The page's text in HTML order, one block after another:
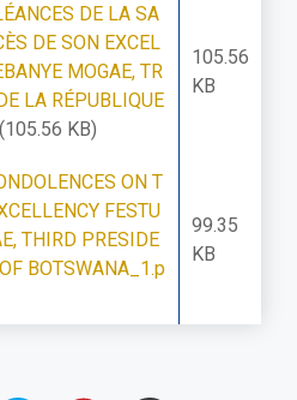
DE LA SA
DE SON EXCEL
MOGAE, TR
LA RÉPUBLIQUE
(105.56 KB)
105.56
KB
ON T
FESTU
THIRD PRESIDE
BOTSWANA_1.p
99.35
KB